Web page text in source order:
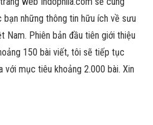
những thông tin hữu ích về sưu
Nam. Phiên bản đầu tiên giới thiệu
150 bài viết, tôi sẽ tiếp tục
với mục tiêu khoảng 2.000 bài. Xin